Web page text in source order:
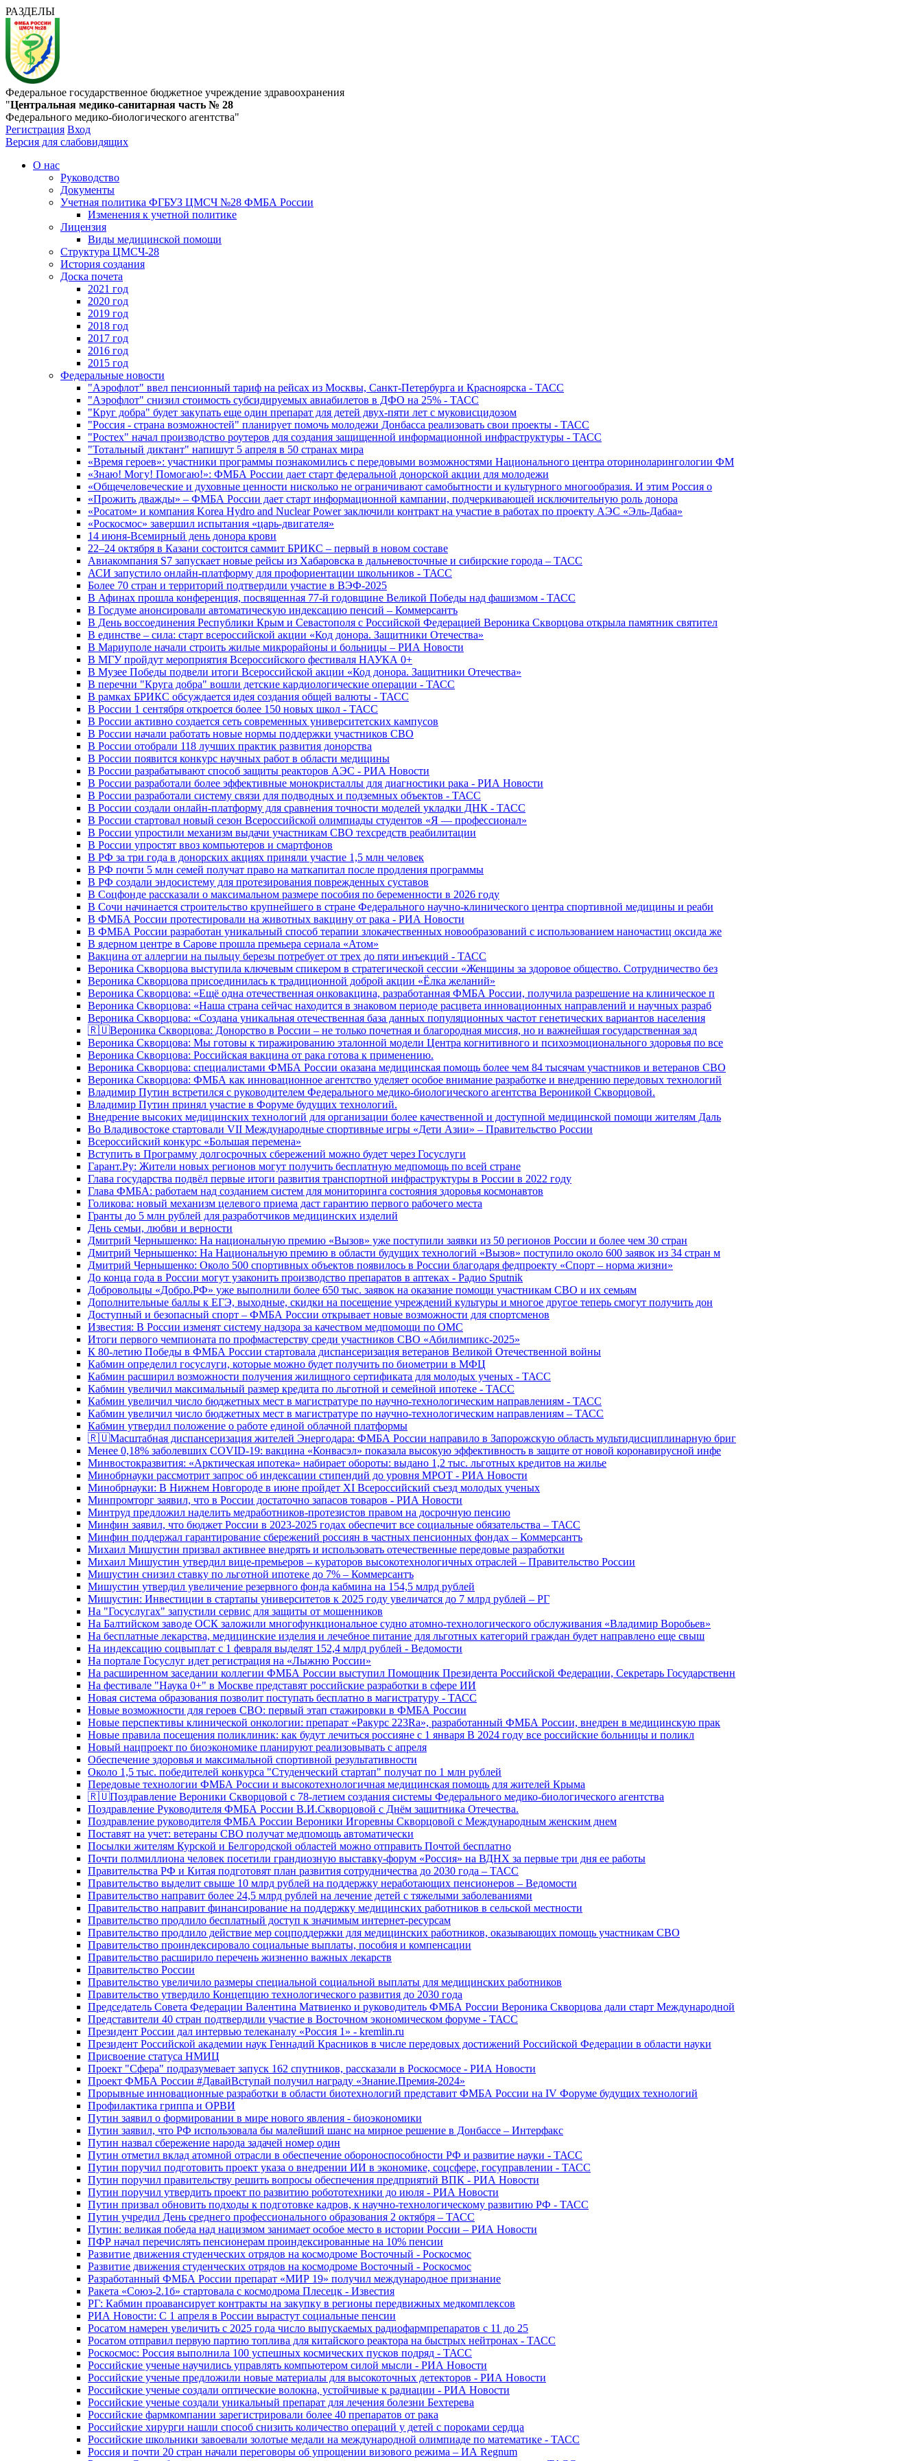
РАЗДЕЛЫ
Федеральное государственное бюджетное учреждение здравоохранения
"Центральная медико-санитарная часть № 28
Федерального медико-биологического агентства"
Регистрация Вход
Версия для слабовидящих
О нас
Руководство
Документы
Учетная политика ФГБУЗ ЦМСЧ №28 ФМБА России
Изменения к учетной политике
Лицензия
Виды медицинской помощи
Структура ЦМСЧ-28
История создания
Доска почета
2021 год
2020 год
2019 год
2018 год
2017 год
2016 год
2015 год
Федеральные новости
"Аэрофлот" ввел пенсионный тариф на рейсах из Москвы, Санкт-Петербурга и Красноярска - ТАСС
"Аэрофлот" снизил стоимость субсидируемых авиабилетов в ДФО на 25% - ТАСС
"Круг добра" будет закупать еще один препарат для детей двух-пяти лет с муковисцидозом
"Россия - страна возможностей" планирует помочь молодежи Донбасса реализовать свои проекты - ТАСС
"Ростех" начал производство роутеров для создания защищенной информационной инфраструктуры - ТАСС
"Тотальный диктант" напишут 5 апреля в 50 странах мира
«Время героев»: участники программы познакомились с передовыми возможностями Национального центра оториноларингологии ФМ
«Знаю! Могу! Помогаю!»: ФМБА России дает старт федеральной донорской акции для молодежи
«Общечеловеческие и духовные ценности нисколько не ограничивают самобытности и культурного многообразия. И этим Россия о
«Прожить дважды» – ФМБА России дает старт информационной кампании, подчеркивающей исключительную роль донора
«Росатом» и компания Korea Hydro and Nuclear Power заключили контракт на участие в работах по проекту АЭС «Эль-Дабаа»
«Роскосмос» завершил испытания «царь-двигателя»
14 июня-Всемирный день донора крови
22–24 октября в Казани состоится саммит БРИКС – первый в новом составе
Авиакомпания S7 запускает новые рейсы из Хабаровска в дальневосточные и сибирские города – ТАСС
АСИ запустило онлайн-платформу для профориентации школьников - ТАСС
Более 70 стран и территорий подтвердили участие в ВЭФ-2025
В Афинах прошла конференция, посвященная 77-й годовщине Великой Победы над фашизмом - ТАСС
В Госдуме анонсировали автоматическую индексацию пенсий – Коммерсантъ
В День воссоединения Республики Крым и Севастополя с Российской Федерацией Вероника Скворцова открыла памятник святител
В единстве – сила: старт всероссийской акции «Код донора. Защитники Отечества»
В Мариуполе начали строить жилые микрорайоны и больницы – РИА Новости
В МГУ пройдут мероприятия Всероссийского фестиваля НАУКА 0+
В Музее Победы подвели итоги Всероссийской акции «Код донора. Защитники Отечества»
В перечни "Круга добра" вошли детские кардиологические операции - ТАСС
В рамках БРИКС обсуждается идея создания общей валюты - ТАСС
В России 1 сентября откроется более 150 новых школ - ТАСС
В России активно создается сеть современных университетских кампусов
В России начали работать новые нормы поддержки участников СВО
В России отобрали 118 лучших практик развития донорства
В России появится конкурс научных работ в области медицины
В России разрабатывают способ защиты реакторов АЭС - РИА Новости
В России разработали более эффективные монокристаллы для диагностики рака - РИА Новости
В России разработали систему связи для подводных и подземных объектов - ТАСС
В России создали онлайн-платформу для сравнения точности моделей укладки ДНК - ТАСС
В России стартовал новый сезон Всероссийской олимпиады студентов «Я — профессионал»
В России упростили механизм выдачи участникам СВО техсредств реабилитации
В России упростят ввоз компьютеров и смартфонов
В РФ за три года в донорских акциях приняли участие 1,5 млн человек
В РФ почти 5 млн семей получат право на маткапитал после продления программы
В РФ создали эндосистему для протезирования поврежденных суставов
В Соцфонде рассказали о максимальном размере пособия по беременности в 2026 году
В Сочи начинается строительство крупнейшего в стране Федерального научно-клинического центра спортивной медицины и реаби
В ФМБА России протестировали на животных вакцину от рака - РИА Новости
В ФМБА России разработан уникальный способ терапии злокачественных новообразований с использованием наночастиц оксида же
В ядерном центре в Сарове прошла премьера сериала «Атом»
Вакцина от аллергии на пыльцу березы потребует от трех до пяти инъекций - ТАСС
Вероника Скворцова выступила ключевым спикером в стратегической сессии «Женщины за здоровое общество. Сотрудничество без
Вероника Скворцова присоединилась к традиционной доброй акции «Ёлка желаний»
Вероника Скворцова: «Ещё одна отечественная онковакцина, разработанная ФМБА России, получила разрешение на клиническое п
Вероника Скворцова: «Наша страна сейчас находится в знаковом периоде расцвета инновационных направлений и научных разраб
Вероника Скворцова: «Создана уникальная отечественная база данных популяционных частот генетических вариантов населения
🇷🇺Вероника Скворцова: Донорство в России – не только почетная и благородная миссия, но и важнейшая государственная зад
Вероника Скворцова: Мы готовы к тиражированию эталонной модели Центра когнитивного и психоэмоционального здоровья по все
Вероника Скворцова: Российская вакцина от рака готова к применению.
Вероника Скворцова: специалистами ФМБА России оказана медицинская помощь более чем 84 тысячам участников и ветеранов СВО
Вероника Скворцова: ФМБА как инновационное агентство уделяет особое внимание разработке и внедрению передовых технологий
Владимир Путин встретился с руководителем Федерального медико-биологического агентства Вероникой Скворцовой.
Владимир Путин принял участие в Форуме будущих технологий.
Внедрение высоких медицинских технологий для организации более качественной и доступной медицинской помощи жителям Даль
Во Владивостоке стартовали VII Международные спортивные игры «Дети Азии» – Правительство России
Всероссийский конкурс «Большая перемена»
Вступить в Программу долгосрочных сбережений можно будет через Госуслуги
Гарант.Ру: Жители новых регионов могут получить бесплатную медпомощь по всей стране
Глава государства подвёл первые итоги развития транспортной инфраструктуры в России в 2022 году
Глава ФМБА: работаем над созданием систем для мониторинга состояния здоровья космонавтов
Голикова: новый механизм целевого приема даст гарантию первого рабочего места
Гранты до 5 млн рублей для разработчиков медицинских изделий
День семьи, любви и верности
Дмитрий Чернышенко: На национальную премию «Вызов» уже поступили заявки из 50 регионов России и более чем 30 стран
Дмитрий Чернышенко: На Национальную премию в области будущих технологий «Вызов» поступило около 600 заявок из 34 стран м
Дмитрий Чернышенко: Около 500 спортивных объектов появилось в России благодаря федпроекту «Спорт – норма жизни»
До конца года в России могут узаконить производство препаратов в аптеках - Радио Sputnik
Добровольцы «Добро.РФ» уже выполнили более 650 тыс. заявок на оказание помощи участникам СВО и их семьям
Дополнительные баллы к ЕГЭ, выходные, скидки на посещение учреждений культуры и многое другое теперь смогут получить дон
Доступный и безопасный спорт – ФМБА России открывает новые возможности для спортсменов
Известия: В России изменят систему надзора за качеством медпомощи по ОМС
Итоги первого чемпионата по профмастерству среди участников СВО «Абилимпикс-2025»
К 80-летию Победы в ФМБА России стартовала диспансеризация ветеранов Великой Отечественной войны
Кабмин определил госуслуги, которые можно будет получить по биометрии в МФЦ
Кабмин расширил возможности получения жилищного сертификата для молодых ученых - ТАСС
Кабмин увеличил максимальный размер кредита по льготной и семейной ипотеке - ТАСС
Кабмин увеличил число бюджетных мест в магистратуре по научно-технологическим направлениям - ТАСС
Кабмин увеличил число бюджетных мест в магистратуре по научно-технологическим направлениям – ТАСС
Кабмин утвердил положение о работе единой облачной платформы
🇷🇺Масштабная диспансеризация жителей Энергодара: ФМБА России направило в Запорожскую область мультидисциплинарную бриг
Менее 0,18% заболевших COVID-19: вакцина «Конвасэл» показала высокую эффективность в защите от новой коронавирусной инфе
Минвостокразвития: «Арктическая ипотека» набирает обороты: выдано 1,2 тыс. льготных кредитов на жилье
Минобрнауки рассмотрит запрос об индексации стипендий до уровня МРОТ - РИА Новости
Минобрнауки: В Нижнем Новгороде в июне пройдет XI Всероссийский съезд молодых ученых
Минпромторг заявил, что в России достаточно запасов товаров - РИА Новости
Минтруд предложил наделить медработников-протезистов правом на досрочную пенсию
Минфин заявил, что бюджет России в 2023-2025 годах обеспечит все социальные обязательства – ТАСС
Минфин поддержал гарантирование сбережений россиян в частных пенсионных фондах – Коммерсантъ
Михаил Мишустин призвал активнее внедрять и использовать отечественные передовые разработки
Михаил Мишустин утвердил вице-премьеров – кураторов высокотехнологичных отраслей – Правительство России
Мишустин снизил ставку по льготной ипотеке до 7% – Коммерсантъ
Мишустин утвердил увеличение резервного фонда кабмина на 154,5 млрд рублей
Мишустин: Инвестиции в стартапы университетов к 2025 году увеличатся до 7 млрд рублей – РГ
На "Госуслугах" запустили сервис для защиты от мошенников
На Балтийском заводе ОСК заложили многофункциональное судно атомно-технологического обслуживания «Владимир Воробьев»
На бесплатные лекарства, медицинские изделия и лечебное питание для льготных категорий граждан будет направлено еще свыш
На индексацию соцвыплат с 1 февраля выделят 152,4 млрд рублей - Ведомости
На портале Госуслуг идет регистрация на «Лыжню России»
На расширенном заседании коллегии ФМБА России выступил Помощник Президента Российской Федерации, Секретарь Государственн
На фестивале "Наука 0+" в Москве представят российские разработки в сфере ИИ
Новая система образования позволит поступать бесплатно в магистратуру - ТАСС
Новые возможности для героев СВО: первый этап стажировки в ФМБА России
Новые перспективы клинической онкологии: препарат «Ракурс 223Ra», разработанный ФМБА России, внедрен в медицинскую прак
Новые правила посещения поликлиник: как будут лечиться россияне с 1 января В 2024 году все российские больницы и поликл
Новый нацпроект по биоэкономике планируют реализовывать с апреля
Обеспечение здоровья и максимальной спортивной результативности
Около 1,5 тыс. победителей конкурса "Студенческий стартап" получат по 1 млн рублей
Передовые технологии ФМБА России и высокотехнологичная медицинская помощь для жителей Крыма
🇷🇺Поздравление Вероники Скворцовой с 78-летием создания системы Федерального медико-биологического агентства
Поздравление Руководителя ФМБА России В.И.Скворцовой с Днём защитника Отечества.
Поздравление руководителя ФМБА России Вероники Игоревны Скворцовой с Международным женским днем
Поставят на учет: ветераны СВО получат медпомощь автоматически
Посылки жителям Курской и Белгородской областей можно отправить Почтой бесплатно
Почти полмиллиона человек посетили грандиозную выставку-форум «Россия» на ВДНХ за первые три дня ее работы
Правительства РФ и Китая подготовят план развития сотрудничества до 2030 года – ТАСС
Правительство выделит свыше 10 млрд рублей на поддержку неработающих пенсионеров – Ведомости
Правительство направит более 24,5 млрд рублей на лечение детей с тяжелыми заболеваниями
Правительство направит финансирование на поддержку медицинских работников в сельской местности
Правительство продлило бесплатный доступ к значимым интернет-ресурсам
Правительство продлило действие мер соцподдержки для медицинских работников, оказывающих помощь участникам СВО
Правительство проиндексировало социальные выплаты, пособия и компенсации
Правительство расширило перечень жизненно важных лекарств
Правительство России
Правительство увеличило размеры специальной социальной выплаты для медицинских работников
Правительство утвердило Концепцию технологического развития до 2030 года
Председатель Совета Федерации Валентина Матвиенко и руководитель ФМБА России Вероника Скворцова дали старт Международной
Представители 40 стран подтвердили участие в Восточном экономическом форуме - ТАСС
Президент России дал интервью телеканалу «Россия 1» - kremlin.ru
Президент Российской академии наук Геннадий Красников в числе передовых достижений Российской Федерации в области науки
Присвоение статуса НМИЦ
Проект "Сфера" подразумевает запуск 162 спутников, рассказали в Роскосмосе - РИА Новости
Проект ФМБА России #ДавайВступай получил награду «Знание.Премия-2024»
Прорывные инновационные разработки в области биотехнологий представит ФМБА России на IV Форуме будущих технологий
Профилактика гриппа и ОРВИ
Путин заявил о формировании в мире нового явления - биоэкономики
Путин заявил, что РФ использовала бы малейший шанс на мирное решение в Донбассе – Интерфакс
Путин назвал сбережение народа задачей номер один
Путин отметил вклад атомной отрасли в обеспечение обороноспособности РФ и развитие науки - ТАСС
Путин поручил подготовить проект указа о внедрении ИИ в экономике, соцсфере, госуправлении - ТАСС
Путин поручил правительству решить вопросы обеспечения предприятий ВПК - РИА Новости
Путин поручил утвердить проект по развитию робототехники до июля - РИА Новости
Путин призвал обновить подходы к подготовке кадров, к научно-технологическому развитию РФ - ТАСС
Путин учредил День среднего профессионального образования 2 октября – ТАСС
Путин: великая победа над нацизмом занимает особое место в истории России – РИА Новости
ПФР начал перечислять пенсионерам проиндексированные на 10% пенсии
Развитие движения студенческих отрядов на космодроме Восточный - Роскосмос
Развитие движения студенческих отрядов на космодроме Восточный - Роскосмос
Разработанный ФМБА России препарат «МИР 19» получил международное признание
Ракета «Союз-2.1б» стартовала с космодрома Плесецк - Известия
РГ: Кабмин проавансирует контракты на закупку в регионы передвижных медкомплексов
РИА Новости: С 1 апреля в России вырастут социальные пенсии
Росатом намерен увеличить с 2025 года число выпускаемых радиофармпрепаратов с 11 до 25
Росатом отправил первую партию топлива для китайского реактора на быстрых нейтронах - ТАСС
Роскосмос: Россия выполнила 100 успешных космических пусков подряд - ТАСС
Российские ученые научились управлять компьютером силой мысли - РИА Новости
Российские ученые предложили новые материалы для высокоточных детекторов - РИА Новости
Российские ученые создали оптические волокна, устойчивые к радиации - РИА Новости
Российские ученые создали уникальный препарат для лечения болезни Бехтерева
Российские фармкомпании зарегистрировали более 40 препаратов от рака
Российские хирурги нашли способ снизить количество операций у детей с пороками сердца
Российские школьники завоевали золотые медали на международной олимпиаде по математике - ТАСС
Россия и почти 20 стран начали переговоры об упрощении визового режима – ИА Regnum